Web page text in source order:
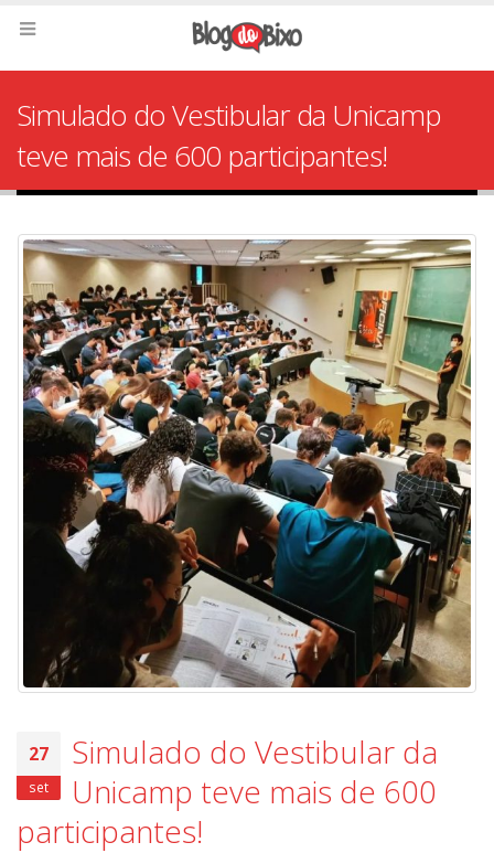
Simulado do Vestibular da Unicamp
teve mais de 600 participantes!
27
set
Simulado do Vestibular da
Unicamp teve mais de 600
participantes!